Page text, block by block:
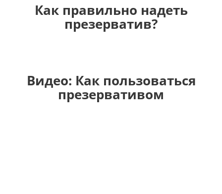
Как правильно надеть
презерватив?
Видео: Как пользоваться
презервативом